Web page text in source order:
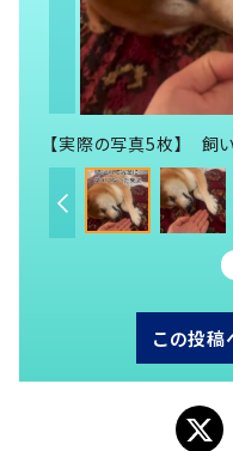
【実際の写真5枚】 飼
この投稿